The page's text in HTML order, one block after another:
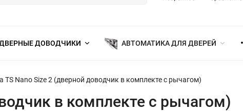
ДОВОДЧИКИ АВТОМАТИКА ДЛЯ ДВЕРЕЙ
TS Nano Size 2 (дверной доводчик в комплекте с рычагом)
в комплекте с рычагом)